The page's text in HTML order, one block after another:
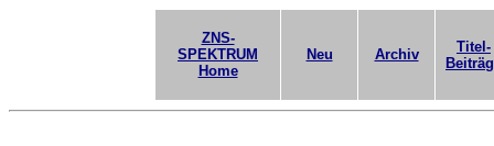
ZNS-
SPEKTRUM
Home
Neu Archiv
Titel-